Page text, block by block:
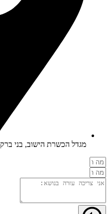
מגדל הכשרת הישוב, בני ברק